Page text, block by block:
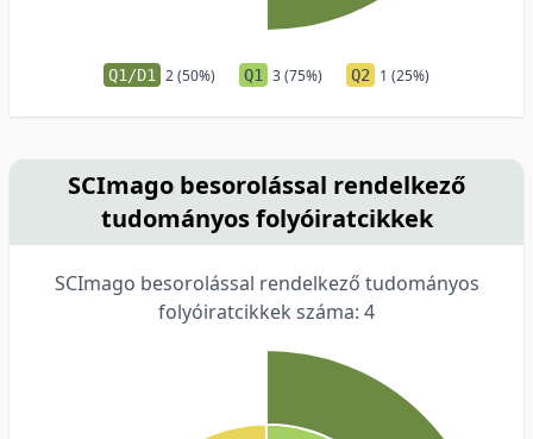
Q1/D1 2 (50%) Q1 3 (75%) Q2 1 (25%)
SCImago besorolással rendelkező
tudományos folyóiratcikkek
SCImago besorolással rendelkező tudományos
folyóiratcikkek száma: 4